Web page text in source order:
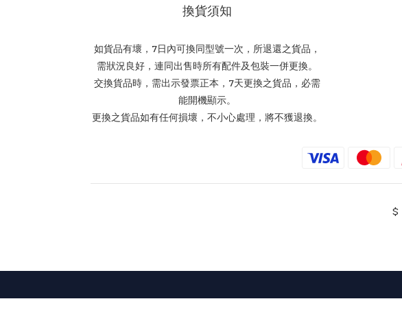
換貨須知
如貨品有壞，7日內可換同型號一次，所退還之貨品，
需狀況良好，連同出售時所有配件及包裝一併更換。
交換貨品時，需出示發票正本，7天更換之貨品，必需
能開機顯示。
更換之貨品如有任何損壞，不小心處理，將不獲退換。
$